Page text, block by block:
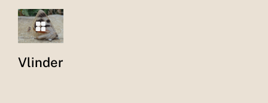
Vlinder